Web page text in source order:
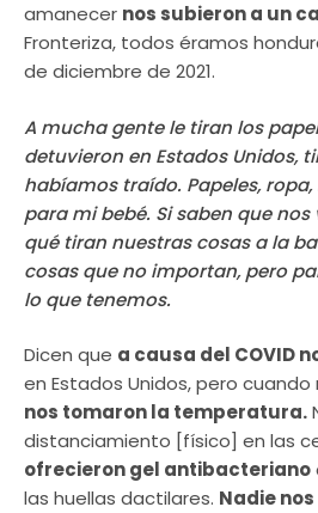
amanecer nos subieron a un
Fronteriza, todos éramos
de diciembre de 2021.
A mucha gente le tiran los
detuvieron en Estados Unidos,
habíamos traído. Papeles,
para mi bebé. Si saben que
qué tiran nuestras cosas a la
cosas que no importan, pero
lo que tenemos.
Dicen que a causa del COVID
en Estados Unidos, pero
nos tomaron la temperatura.
distanciamiento [físico] en las
ofrecieron gel antibacteriano
las huellas dactilares. Nadie